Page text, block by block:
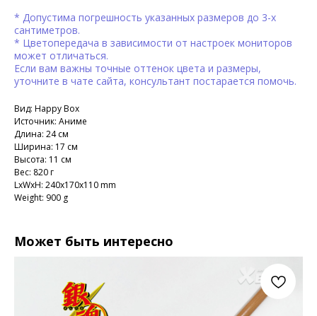
* Допустима погрешность указанных размеров до 3-х
сантиметров.
* Цветопередача в зависимости от настроек мониторов
может отличаться.
Если вам важны точные оттенок цвета и размеры,
уточните в чате сайта, консультант постарается помочь.
Вид: Happy Box
Источник: Аниме
Длина: 24 см
Ширина: 17 см
Высота: 11 см
Вес: 820 г
LxWxH: 240x170x110 mm
Weight: 900 g
Может быть интересно